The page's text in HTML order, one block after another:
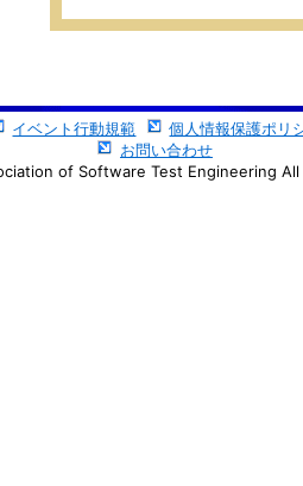
イベント行動規範
個人情報保護ポリ
お問い合わせ
of Software Test Engineering